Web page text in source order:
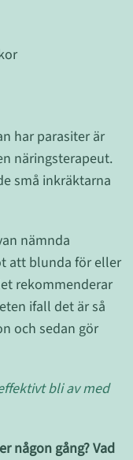
har parasiter är
näringsterapeut.
små inkräktarna
nämnda
att blunda för eller
rekommenderar
ifall det är så
och sedan gör
bli av med
någon gång? Vad